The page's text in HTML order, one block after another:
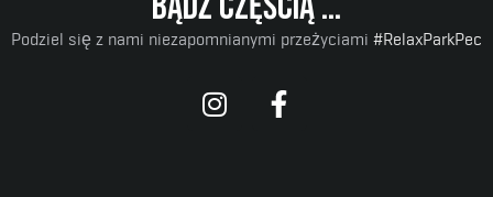
Podziel się z nami niezapomnianymi przeżyciami #RelaxParkPec